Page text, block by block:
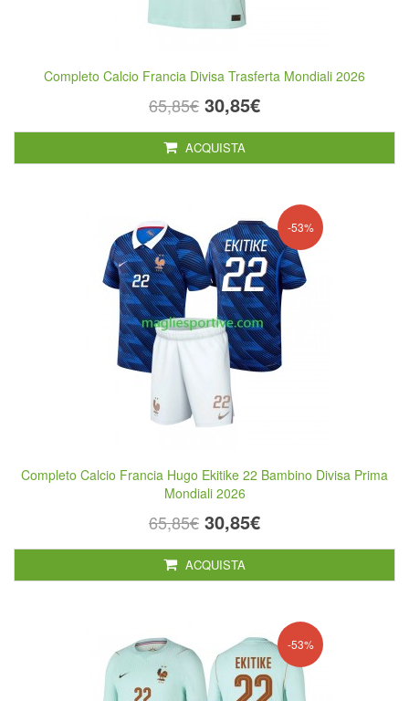
Completo Calcio Francia Divisa Trasferta Mondiali 2026
65,85€ 30,85€
ACQUISTA
-53%
Completo Calcio Francia Hugo Ekitike 22 Bambino Divisa Prima
Mondiali 2026
65,85€ 30,85€
ACQUISTA
-53%